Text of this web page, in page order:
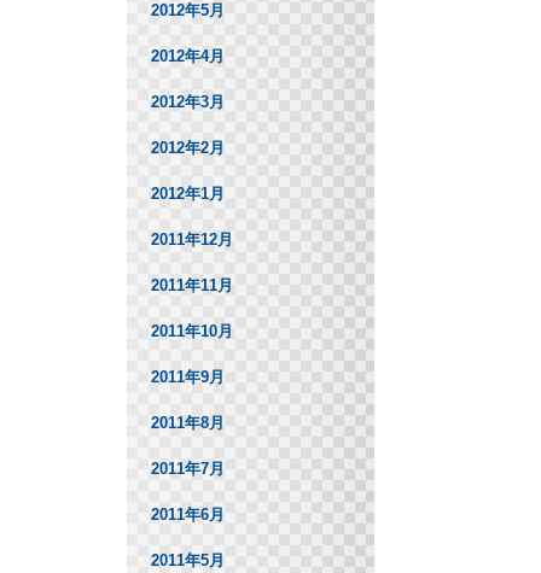
2012年5月
2012年4月
2012年3月
2012年2月
2012年1月
2011年12月
2011年11月
2011年10月
2011年9月
2011年8月
2011年7月
2011年6月
2011年5月